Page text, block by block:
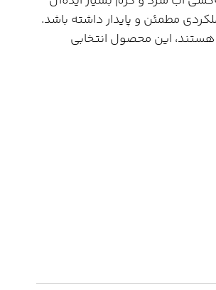
مطمئن و پایدار داشته باشد.
این محصول انتخابی